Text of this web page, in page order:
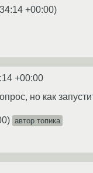
+00:00)
+00:00
но как
) автор топика